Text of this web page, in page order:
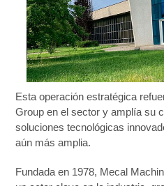
Esta operación estratégica
Group en el sector y amplía su
soluciones tecnológicas
aún más amplia.
Fundada en 1978, Mecal